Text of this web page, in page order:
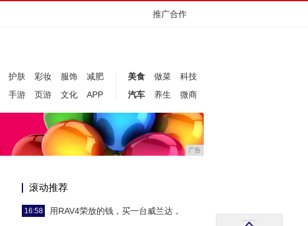
推广合作
护肤 彩妆 服饰
减肥
手游 页游 文化 APP
美食 做菜
科技
汽车
养生 微商
广告
滚动推荐
16:58 用RAV4荣放的钱，买一台威兰达，